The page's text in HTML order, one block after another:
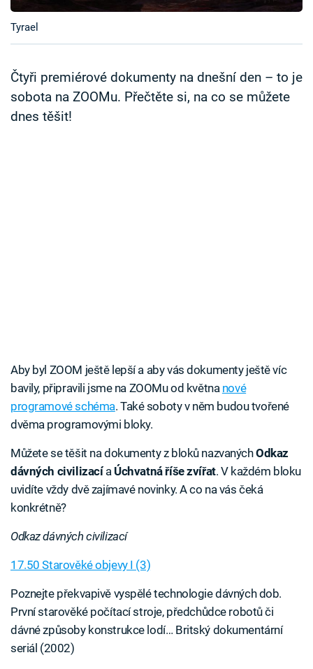
Sledujte prima+
Sledujte nás
Tyrael
Čtyři premiérové dokumenty na dnešní den – to je
sobota na ZOOMu. Přečtěte si, na co se můžete
dnes těšit!
Aby byl ZOOM ještě lepší a aby vás dokumenty ještě víc
bavily, připravili jsme na ZOOMu od května nové
programové schéma. Také soboty v něm budou tvořené
dvěma programovými bloky.
Můžete se těšit na dokumenty z bloků nazvanýchOdkaz
dávných civilizacía Úchvatná říše zvířat. V každém bloku
uvidíte vždy dvě zajímavé novinky. A co na vás čeká
konkrétně?
Odkaz dávných civilizací
17.50 Starověké objevy I (3)
Poznejte překvapivě vyspělé technologie dávných dob.
První starověké počítací stroje, předchůdce robotů či
dávné způsoby konstrukce lodí… Britský dokumentární
seriál (2002)